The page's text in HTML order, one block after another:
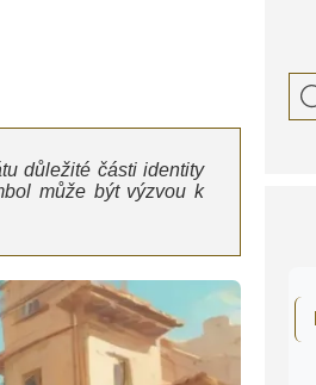
důležité části identity
může být výzvou k